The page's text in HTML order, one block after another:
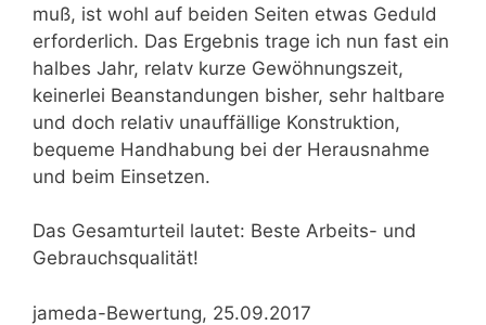
muß, ist wohl auf beiden Seiten etwas Geduld
erforderlich. Das Ergebnis trage ich nun fast ein
halbes Jahr, relatv kurze Gewöhnungszeit,
keinerlei Beanstandungen bisher, sehr haltbare
und doch relativ unauffällige Konstruktion,
bequeme Handhabung bei der Herausnahme
und beim Einsetzen.
Das Gesamturteil lautet: Beste Arbeits- und
Gebrauchsqualität!
jameda-Bewertung, 25.09.2017